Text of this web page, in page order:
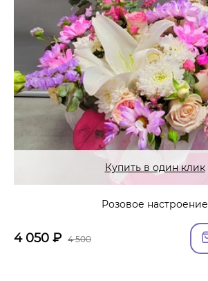
Купить в один клик
Розовое настроение
4 050 ₽ 4 500